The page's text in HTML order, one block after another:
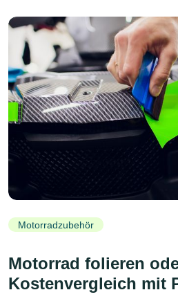
Motorradzubehör
Motorrad folieren
Kostenvergleich mit